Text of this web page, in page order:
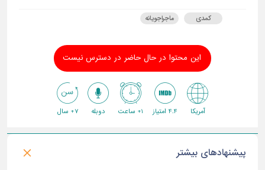
کمدی ماجراجویانه
این محتوا در حال حاضر در دسترس نیست
آمریکا 4.4 امتیاز 1+ ساعت دوبله 7+ سال
پیشنهادهای بیشتر